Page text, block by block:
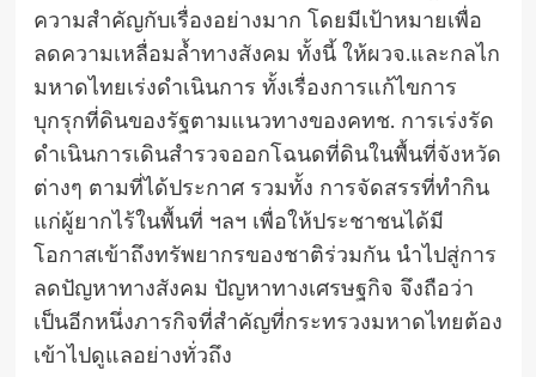
ความสำคัญกับเรื่องอย่างมาก โดยมีเป้าหมายเพื่อ
ลดความเหลื่อมล้ำทางสังคม ทั้งนี้ ให้ผวจ.และกลไก
มหาดไทยเร่งดำเนินการ ทั้งเรื่องการแก้ไขการ
บุกรุกที่ดินของรัฐตามแนวทางของคทช. การเร่งรัด
ดำเนินการเดินสำรวจออกโฉนดที่ดินในพื้นที่จังหวัด
ต่างๆ ตามที่ได้ประกาศ รวมทั้ง การจัดสรรที่ทำกิน
แก่ผู้ยากไร้ในพื้นที่ ฯลฯ เพื่อให้ประชาชนได้มี
โอกาสเข้าถึงทรัพยากรของชาติร่วมกัน นำไปสู่การ
ลดปัญหาทางสังคม ปัญหาทางเศรษฐกิจ จึงถือว่า
เป็นอีกหนึ่งภารกิจที่สำคัญที่กระทรวงมหาดไทยต้อง
เข้าไปดูแลอย่างทั่วถึง